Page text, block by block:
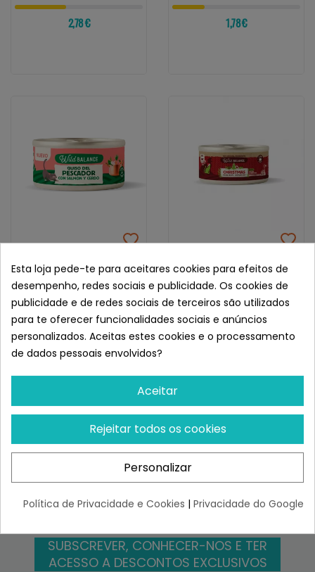
2,78 € 1,78 €
Wild Balance Gato
Recetas Del Chef Lata
Guiso Del...
¡Últimas produtos!
2,80 €
Wild Balance Receta De
Navidad Lata De Pollo,...
¡Últimas produtos!
3,52 €
Chegámos ao fim desta página.Voltar ao topo
FAZ PARTE
DA FAMÍLIA SUPERPET
SUBSCREVER, CONHECER-NOS E TER
ACESSO A DESCONTOS EXCLUSIVOS
Esta loja pede-te para aceitares cookies para efeitos de
desempenho, redes sociais e publicidade. Os cookies de
publicidade e de redes sociais de terceiros são utilizados
para te oferecer funcionalidades sociais e anúncios
personalizados. Aceitas estes cookies e o processamento
de dados pessoais envolvidos?
Aceitar
Rejeitar todos os cookies
Personalizar
Política de Privacidade e Cookies | Privacidade do Google